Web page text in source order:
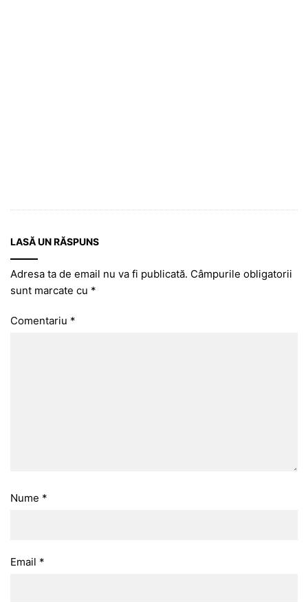
LASĂ UN RĂSPUNS
Adresa ta de email nu va fi publicată. Câmpurile obligatorii
sunt marcate cu *
Comentariu *
Nume *
Email *